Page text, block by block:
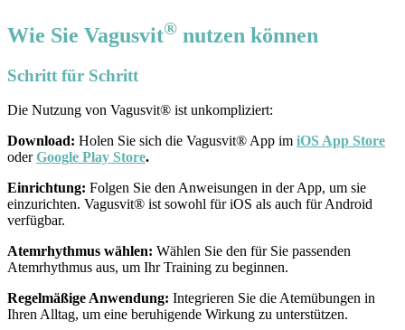
Wie Sie Vagusvit® nutzen können
Schritt für Schritt
Die Nutzung von Vagusvit® ist unkompliziert:
Download: Holen Sie sich die Vagusvit® App im iOS App Store
oderGoogle Play Store.
Einrichtung: Folgen Sie den Anweisungen in der App, um sie
einzurichten. Vagusvit® ist sowohl für iOS als auch für Android
verfügbar.
Atemrhythmus wählen: Wählen Sie den für Sie passenden
Atemrhythmus aus, um Ihr Training zu beginnen.
Regelmäßige Anwendung: Integrieren Sie die Atemübungen in
Ihren Alltag, um eine beruhigende Wirkung zu unterstützen.